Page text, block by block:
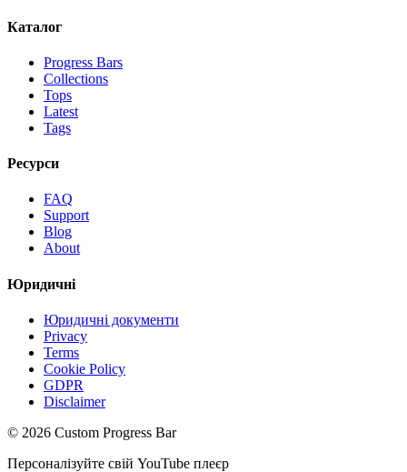
Каталог
Progress Bars
Collections
Tops
Latest
Tags
Ресурси
FAQ
Support
Blog
About
Юридичні
Юридичні документи
Privacy
Terms
Cookie Policy
GDPR
Disclaimer
© 2026 Custom Progress Bar
Персоналізуйте свій YouTube плеєр